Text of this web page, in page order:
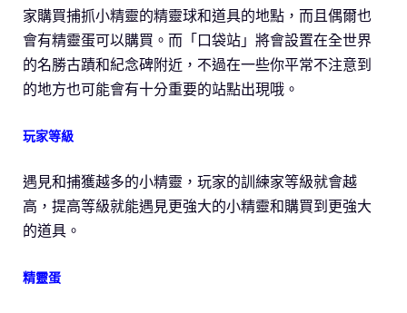
家購買捕抓小精靈的精靈球和道具的地點，而且偶爾也
會有精靈蛋可以購買。而「口袋站」將會設置在全世界
的名勝古蹟和紀念碑附近，不過在一些你平常不注意到
的地方也可能會有十分重要的站點出現哦。
玩家等級
遇見和捕獲越多的小精靈，玩家的訓練家等級就會越
高，提高等級就能遇見更強大的小精靈和購買到更強大
的道具。
精靈蛋